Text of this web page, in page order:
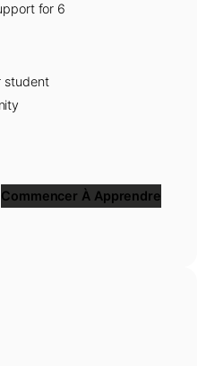
for 6
student
Commencer À Apprendre